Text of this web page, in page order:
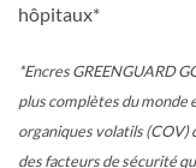
hôpitaux*
*Encres GREENGUARD
plus complètes du monde
organiques volatils (COV)
des facteurs de sécurité